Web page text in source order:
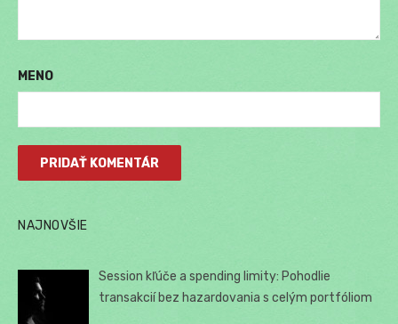
MENO
NAJNOVŠIE
Session kľúče a spending limity: Pohodlie
transakcií bez hazardovania s celým portfóliom